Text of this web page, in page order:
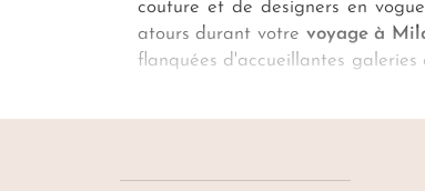
couture et de designers en
atours durant votre voyage à
flanquées d'accueillantes